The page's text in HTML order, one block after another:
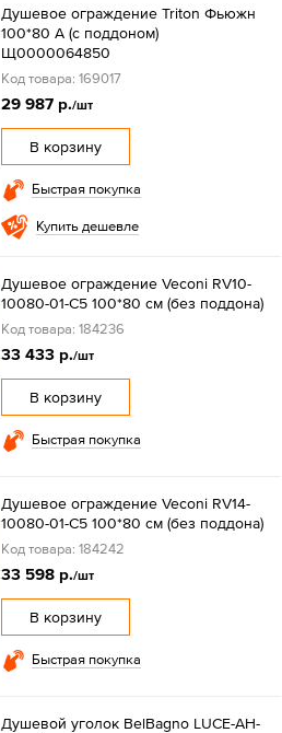
Душевое ограждение Triton Фьюжн
100*80 А (с поддоном)
Щ0000064850
Код товара: 169017
29 987 р./шт
В корзину
Быстрая покупка
Купить дешевле
Душевое ограждение Veconi RV10-
10080-01-C5 100*80 см (без поддона)
Код товара: 184236
33 433 р./шт
В корзину
Быстрая покупка
Душевое ограждение Veconi RV14-
10080-01-C5 100*80 см (без поддона)
Код товара: 184242
33 598 р./шт
В корзину
Быстрая покупка
Душевой уголок BelBagno LUCE-AH-